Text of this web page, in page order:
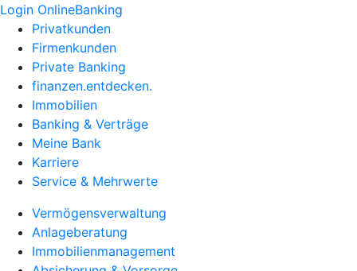
Login OnlineBanking
Privatkunden
Firmenkunden
Private Banking
finanzen.entdecken.
Immobilien
Banking & Verträge
Meine Bank
Karriere
Service & Mehrwerte
Vermögensverwaltung
Anlageberatung
Immobilienmanagement